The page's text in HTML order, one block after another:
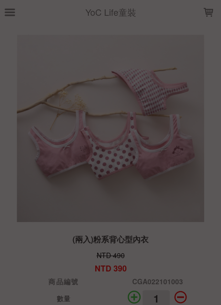
YoC Life童裝
(兩入)粉系背心型內衣
NTD 490
NTD 390
商品編號
CGA022101003
數量